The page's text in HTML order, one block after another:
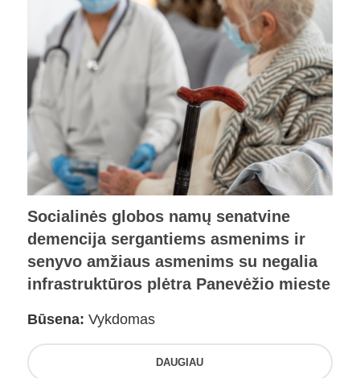
Socialinės globos namų senatvine
demencija sergantiems asmenims ir
senyvo amžiaus asmenims su negalia
infrastruktūros plėtra Panevėžio mieste
Būsena: Vykdomas
DAUGIAU